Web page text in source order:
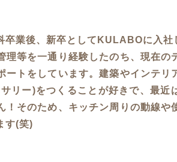
業後、新卒としてKULABOに入社
理等を一通り経験したのち、現在の
トをしています。建築やインテリ
リー)をつくることが好きで、最近
！そのため、キッチン周りの動線や
す(笑)